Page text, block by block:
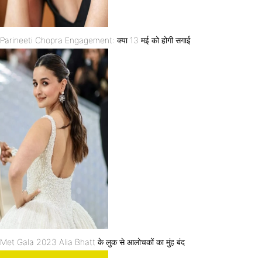
Parineeti Chopra Engagement: क्या 13 मई को होगी सगाई
Met Gala 2023 Alia Bhatt के लुक से आलोचकों का मुंह बंद